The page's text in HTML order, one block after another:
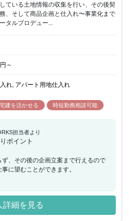
している土地情報の収集を行い、その後契
、そして商品企画と仕入れ〜事業化まで
タルプロデュー...
～
れ, アパート用地仕入れ
宅建を活かせる 時短勤務相談可能
担当者より
ポイント
、その後の企画立案まで行えるので
に望むことができます。
詳細を見る